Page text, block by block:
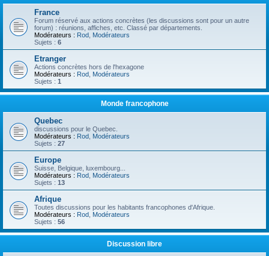
France
Forum réservé aux actions concrètes (les discussions sont pour un autre
forum) : réunions, affiches, etc. Classé par départements.
Modérateurs : Rod Modérateurs
Sujets : 6
Etranger
Actions concrètes hors de l'hexagone
Modérateurs : Rod Modérateurs
Sujets : 1
Monde francophone
Quebec
discussions pour le Quebec.
Modérateurs : Rod Modérateurs
Sujets : 27
Europe
Suisse, Belgique, luxembourg...
Modérateurs : Rod Modérateurs
Sujets : 13
Afrique
Toutes discussions pour les habitants francophones d'Afrique.
Modérateurs : Rod Modérateurs
Sujets : 56
Discussion libre